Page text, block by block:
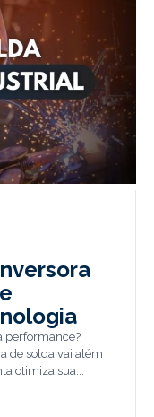
performance?
de solda vai além
otimiza sua...